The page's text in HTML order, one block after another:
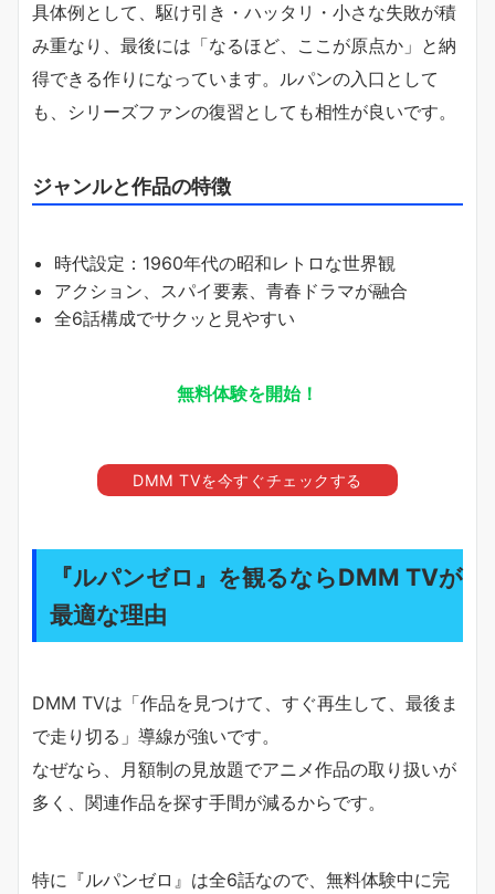
具体例として、駆け引き・ハッタリ・小さな失敗が積
み重なり、最後には「なるほど、ここが原点か」と納
得できる作りになっています。ルパンの入口として
も、シリーズファンの復習としても相性が良いです。
ジャンルと作品の特徴
時代設定：1960年代の昭和レトロな世界観
アクション、スパイ要素、青春ドラマが融合
全6話構成でサクッと見やすい
無料体験を開始！
DMM TVを今すぐチェックする
『ルパンゼロ』を観るならDMM TVが
最適な理由
DMM TVは「作品を見つけて、すぐ再生して、最後ま
で走り切る」導線が強いです。
なぜなら、月額制の見放題でアニメ作品の取り扱いが
多く、関連作品を探す手間が減るからです。
特に『ルパンゼロ』は全6話なので、無料体験中に完